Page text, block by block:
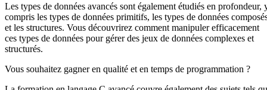
Les types de données avancés sont également étudiés en profondeur,
compris les types de données primitifs, les types de données
et les structures. Vous découvrirez comment manipuler efficacement
ces types de données pour gérer des jeux de données complexes et
structurés.
Vous souhaitez gagner en qualité et en temps de programmation ?